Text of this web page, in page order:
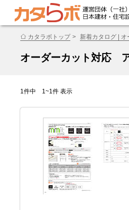
カタラボトップ 新着カタログ |
オーダーカット対応
1件中 1~1件 表示